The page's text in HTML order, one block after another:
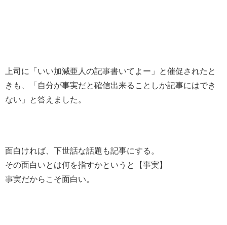
上司に「いい加減亜人の記事書いてよー」と催促されたと
きも、「自分が事実だと確信出来ることしか記事にはでき
ない」と答えました。
面白ければ、下世話な話題も記事にする。
その面白いとは何を指すかというと【事実】
事実だからこそ面白い。